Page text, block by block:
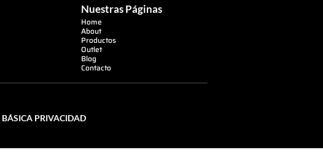
Nuestras Páginas
Home
About
Productos
Outlet
Blog
Contacto
PRIVACIDAD